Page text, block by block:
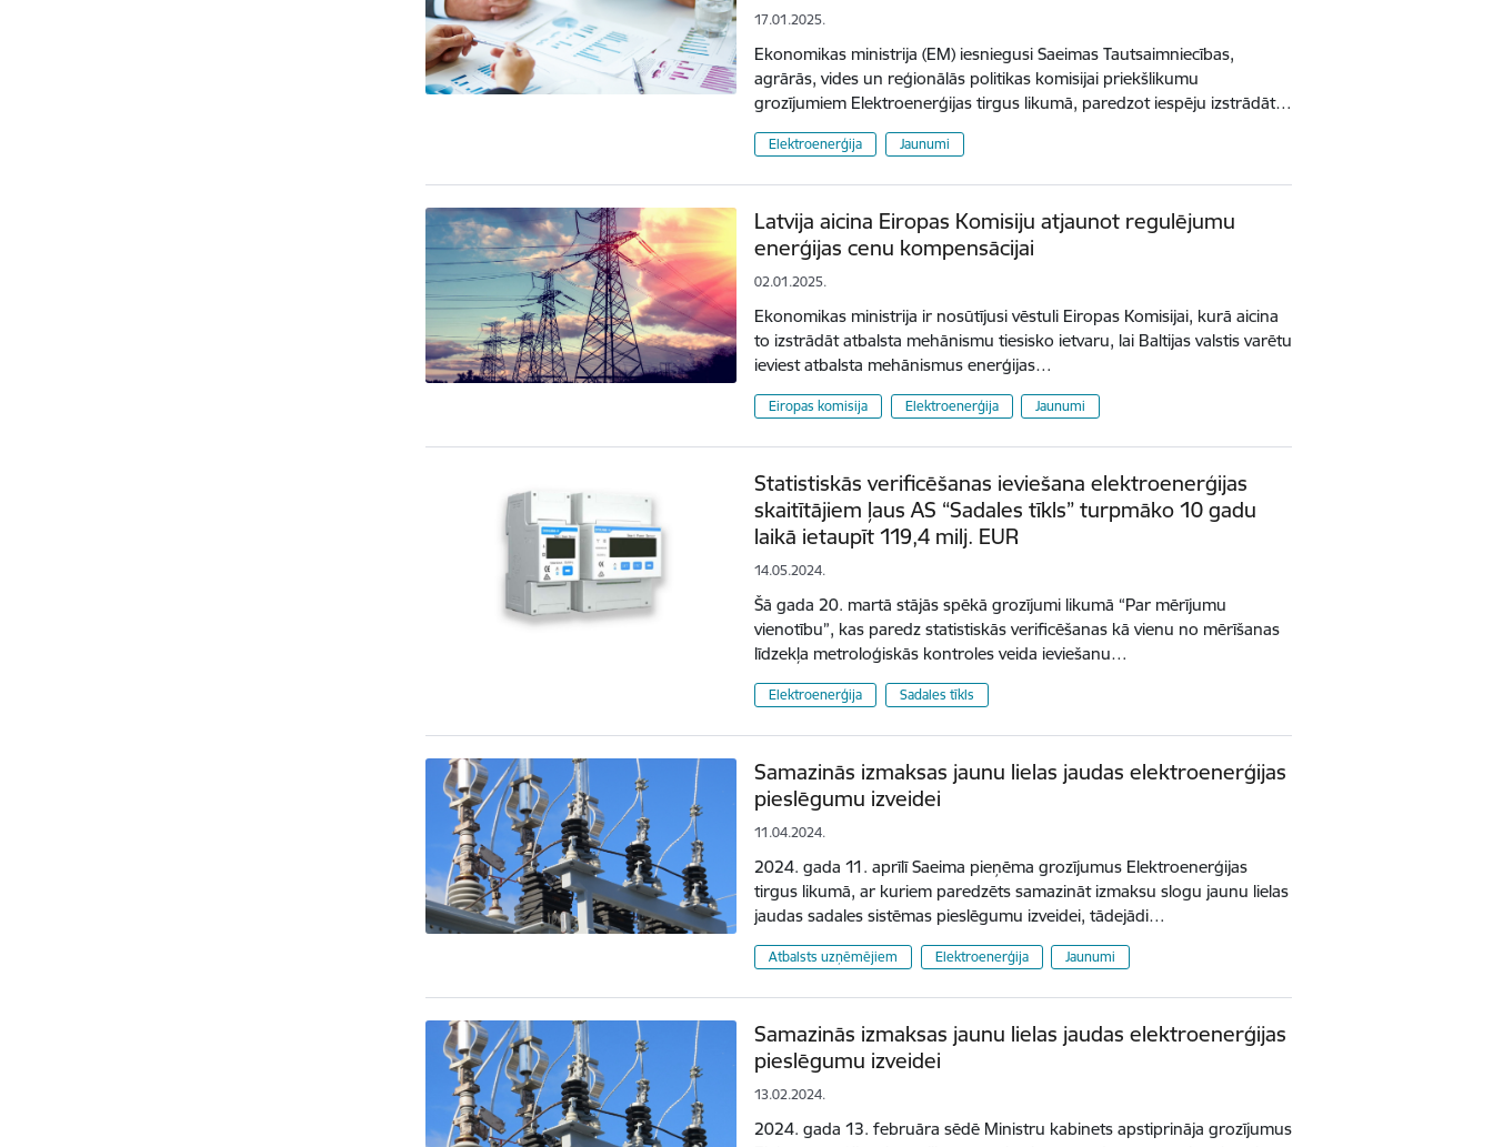
17.01.2025.
Ekonomikas ministrija (EM) iesniegusi Saeimas Tautsaimniecības,
agrārās, vides un reģionālās politikas komisijai priekšlikumu
grozījumiem Elektroenerģijas tirgus likumā, paredzot iespēju izstrādāt…
Elektroenerģija Jaunumi
Latvija aicina Eiropas Komisiju atjaunot regulējumu
enerģijas cenu kompensācijai
02.01.2025.
Ekonomikas ministrija ir nosūtījusi vēstuli Eiropas Komisijai, kurā aicina
to izstrādāt atbalsta mehānismu tiesisko ietvaru, lai Baltijas valstis varētu
ieviest atbalsta mehānismus enerģijas…
Eiropas komisija Elektroenerģija Jaunumi
Statistiskās verificēšanas ieviešana elektroenerģijas
skaitītājiem ļaus AS “Sadales tīkls” turpmāko 10 gadu
laikā ietaupīt 119,4 milj. EUR
14.05.2024.
Šā gada 20. martā stājās spēkā grozījumi likumā “Par mērījumu
vienotību”, kas paredz statistiskās verificēšanas kā vienu no mērīšanas
līdzekļa metroloģiskās kontroles veida ieviešanu…
Elektroenerģija Sadales tīkls
Samazinās izmaksas jaunu lielas jaudas elektroenerģijas
pieslēgumu izveidei
11.04.2024.
2024. gada 11. aprīlī Saeima pieņēma grozījumus Elektroenerģijas
tirgus likumā, ar kuriem paredzēts samazināt izmaksu slogu jaunu lielas
jaudas sadales sistēmas pieslēgumu izveidei, tādejādi…
Atbalsts uzņēmējiem Elektroenerģija Jaunumi
Samazinās izmaksas jaunu lielas jaudas elektroenerģijas
pieslēgumu izveidei
13.02.2024.
2024. gada 13. februāra sēdē Ministru kabinets apstiprināja grozījumus